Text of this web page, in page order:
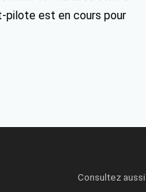
pilote est en cours pour
Consultez aussi